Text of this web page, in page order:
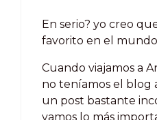
En serio? yo creo
favorito en el
Cuando viajamos a
no teníamos el blog
un post bastante
vamos lo más